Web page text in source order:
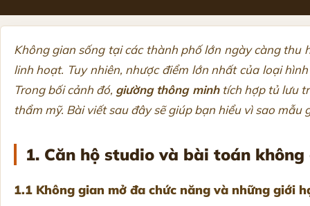
Không gian sống tại các thành phố lớn ngày càng
linh hoạt. Tuy nhiên, nhược điểm lớn nhất của loại
Trong bối cảnh đó, giường thông minhtích hợp tủ lưu
thẩm mỹ. Bài viết sau đây sẽ giúp bạn hiểu vì sao
1. Căn hộ studio và bài toán
1.1 Không gian mở đa chức năng và những giới